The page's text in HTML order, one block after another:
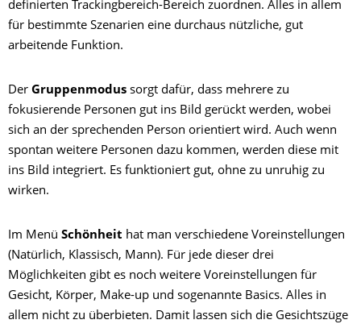
definierten Trackingbereich-Bereich zuordnen. Alles in allem
für bestimmte Szenarien eine durchaus nützliche, gut
arbeitende Funktion.
Der Gruppenmodus sorgt dafür, dass mehrere zu
fokusierende Personen gut ins Bild gerückt werden, wobei
sich an der sprechenden Person orientiert wird. Auch wenn
spontan weitere Personen dazu kommen, werden diese mit
ins Bild integriert. Es funktioniert gut, ohne zu unruhig zu
wirken.
Im Menü Schönheit hat man verschiedene Voreinstellungen
(Natürlich, Klassisch, Mann). Für jede dieser drei
Möglichkeiten gibt es noch weitere Voreinstellungen für
Gesicht, Körper, Make-up und sogenannte Basics. Alles in
allem nicht zu überbieten. Damit lassen sich die Gesichtszüge